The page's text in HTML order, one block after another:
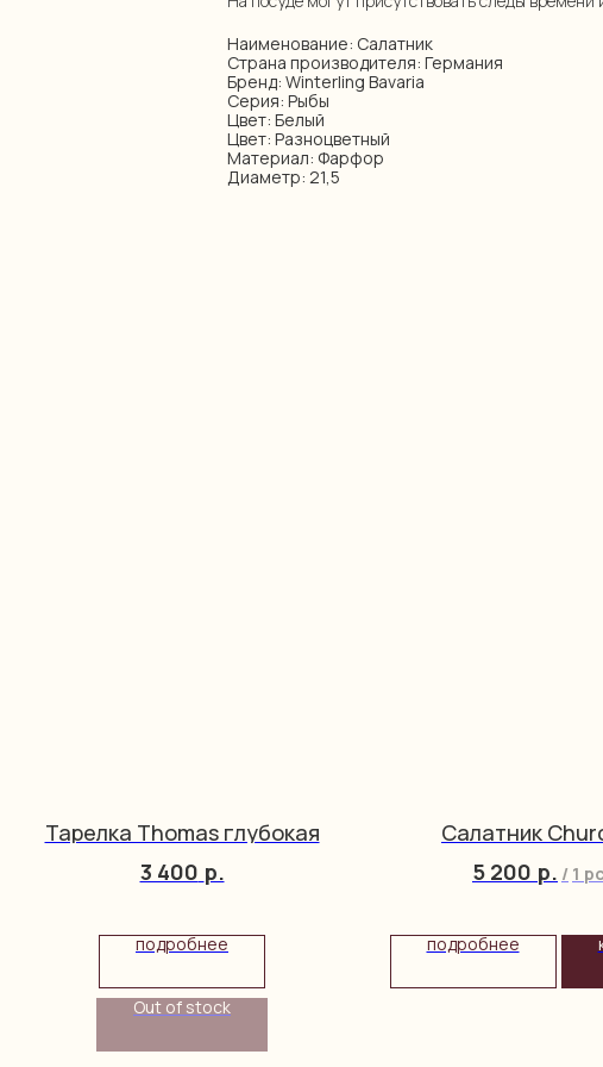
Наименование: Салатник
Страна производителя: Германия
Бренд: Winterling Bavaria
Серия: Рыбы
Цвет: Белый
Цвет: Разноцветный
Материал: Фарфор
Диаметр: 21,5
Тарелка Thomas глубокая
3 400 р.
подробнее
Out of stock
Салатник
5 200 р. / 1 pc
подробнее